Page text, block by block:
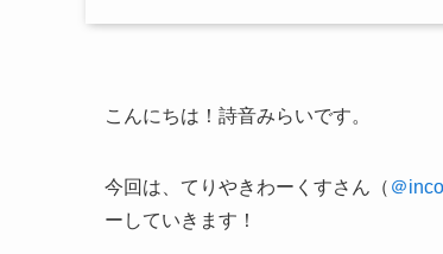
こんにちは！詩音みらいです。
今回は、てりやきわーくすさん（ ＠
ーしていきます！